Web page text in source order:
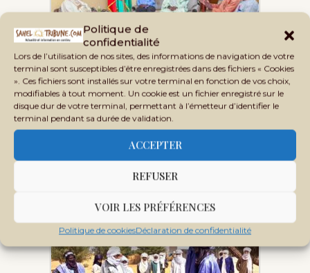
Politique de
confidentialité
Lors de l’utilisation de nos sites, des informations de navigation de votre
terminal sont susceptibles d’être enregistrées dans des fichiers « Cookies
». Ces fichiers sont installés sur votre terminal en fonction de vos choix,
modifiables à tout moment. Un cookie est un fichier enregistré sur le
disque dur de votre terminal, permettant à l’émetteur d’identifier le
terminal pendant sa durée de validation.
ACCEPTER
REFUSER
VOIR LES PRÉFÉRENCES
Politique de cookiesDéclaration de confidentialité
Le projet Jamana Koloshi Tonba
porté par Danbé Ton…
Prévention et gestion des conflits :
Les Maliens…